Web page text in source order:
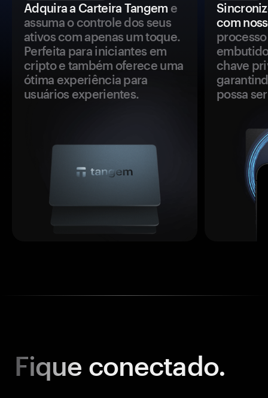
Adquira a Carteira Tangem e
assuma o controle dos seus
ativos com apenas um toque.
Perfeita para iniciantes em
cripto e também oferece uma
ótima experiência para
usuários experientes.
com
chave
possa
Fique conectado.